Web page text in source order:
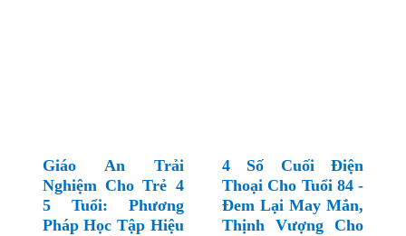
Giáo An Trải
Nghiệm Cho Trẻ 4
5 Tuổi: Phương
Pháp Học Tập Hiệu
4 Số Cuối Điện
Thoại Cho Tuổi 84 -
Đem Lại May Mắn,
Thịnh Vượng Cho